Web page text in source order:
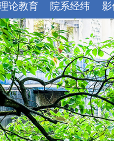
论教育 院系经纬 影